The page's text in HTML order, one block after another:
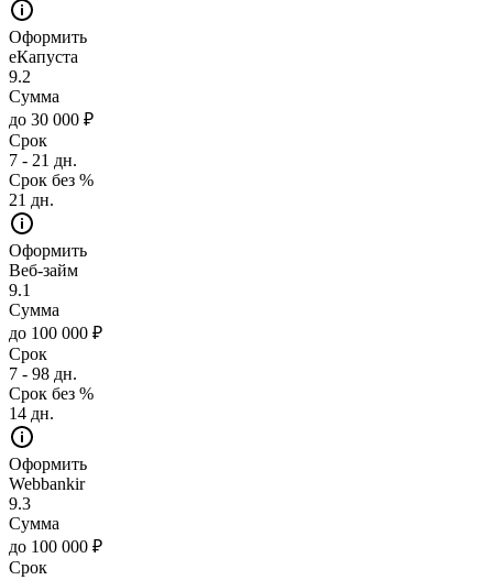
Оформить
еКапуста
9.2
Сумма
до 30 000 ₽
Срок
7 - 21 дн.
Срок без %
21 дн.
Оформить
Веб-займ
9.1
Сумма
до 100 000 ₽
Срок
7 - 98 дн.
Срок без %
14 дн.
Оформить
Webbankir
9.3
Сумма
до 100 000 ₽
Срок